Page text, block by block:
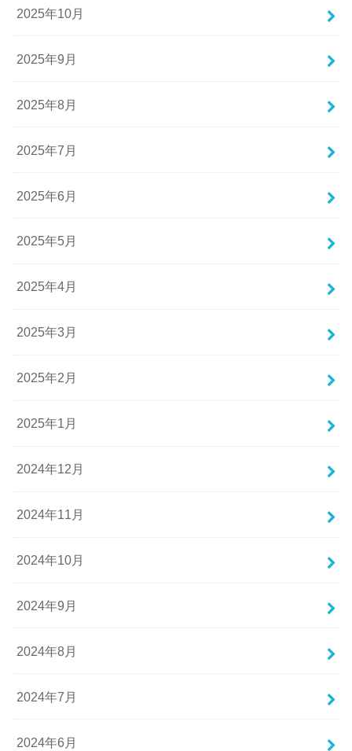
2025年10月
2025年9月
2025年8月
2025年7月
2025年6月
2025年5月
2025年4月
2025年3月
2025年2月
2025年1月
2024年12月
2024年11月
2024年10月
2024年9月
2024年8月
2024年7月
2024年6月